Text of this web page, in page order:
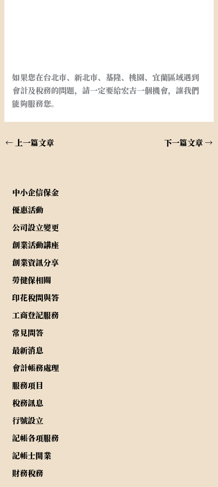
如果您在台北市、新北市、基隆、桃園、宜蘭區域遇到
會計及稅務的問題，請一定要給宏吉一個機會，讓我們
能夠服務您。
←上一篇文章 下一篇文章→
中小企信保金
優惠活動
公司設立變更
創業活動講座
創業資訊分享
勞健保相關
印花稅問與答
工商登記服務
常見問答
最新消息
會計帳務處理
服務項目
稅務訊息
行號設立
記帳各項服務
記帳士開業
財務稅務